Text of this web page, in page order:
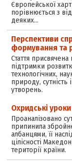
Європейської
порівнюється з
деяких…
Перспективи
формування та
Стаття
підтримки
технологічних,
природу, сутність
утворень.
Охридські
Проаналізовано
припинила
албанцями, її
цілісності
території країни.